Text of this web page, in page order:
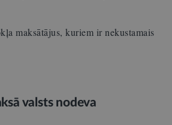
maksātājus, kuriem ir nekustamais
valsts nodeva